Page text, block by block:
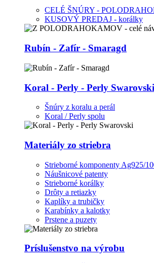
CELÉ ŠNÚRY -
KUSOVÝ PREDAJ - korálky
Rubín - Zafír - Smaragd
Koral - Perly - Perly Swarovski
Šnúry z koralu a perál
Koral / Perly spolu
Materiály zo striebra
Strieborné komponenty Ag925/
Náušnicové patenty
Strieborné korálky
Drôty a retiazky
Kaplíky a trubičky
Karabínky a kalotky
Prstene a puzety
Príslušenstvo na výrobu